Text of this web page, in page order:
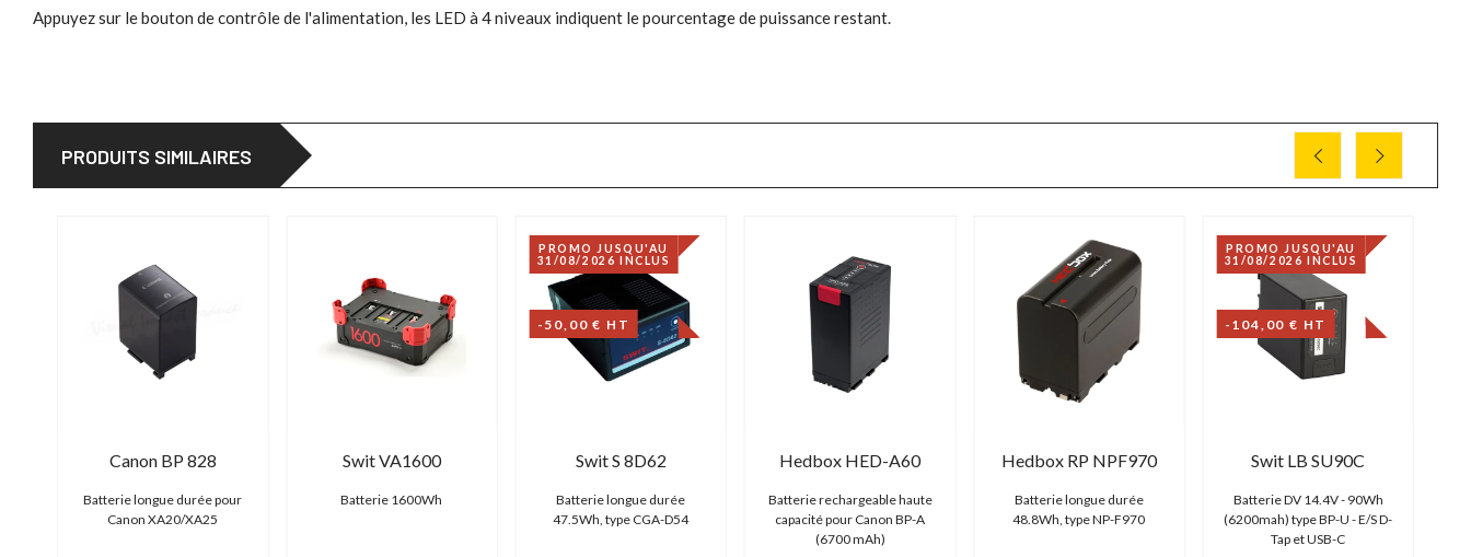
Appuyez sur le bouton de contrôle de l'alimentation, les LED à 4 niveaux indiquent le pourcentage de puissance restant.
PRODUITS SIMILAIRES
Canon BP 828
Batterie longue durée pour
Canon XA20/XA25
Swit VA1600
Batterie 1600Wh
PROMO JUSQU'AU
31/08/2026 INCLUS
-50,00 € HT
Swit S 8D62
Batterie longue durée
47.5Wh, type CGA-D54
Hedbox HED-A60
Batterie rechargeable haute
capacité pour Canon BP-A
(6700 mAh)
Hedbox RP NPF970
Batterie longue durée
48.8Wh, type NP-F970
PROMO JUSQU'AU
31/08/2026 INCLUS
-104,00 € HT
Swit LB SU90C
Batterie DV 14.4V - 90Wh
(6200mah) type BP-U - E/S D-
Tap et USB-C